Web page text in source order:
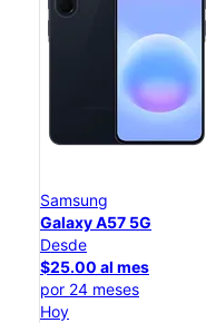
Samsung
Galaxy A57 5G
Desde
$25.00 al mes
por 24 meses
Hoy